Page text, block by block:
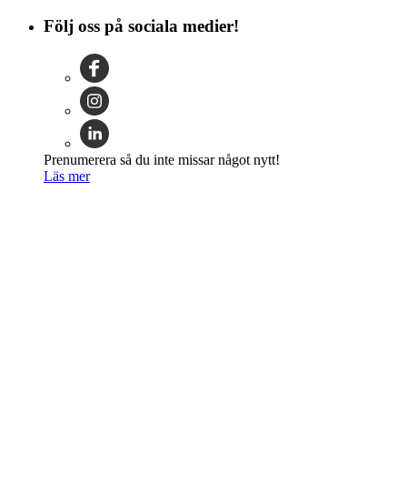
Följ oss på sociala medier!
Prenumerera så du inte missar något nytt!
Läs mer